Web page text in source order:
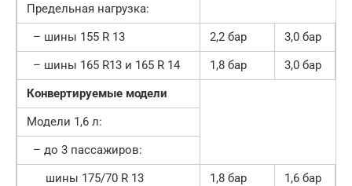
Предельная нагрузка:
– шины 155 R 13
2,2 бар
3,0 бар
– шины 165 R13 и 165 R 14
1,8 бар
3,0 бар
Конвертируемые модели
Модели 1,6 л:
– до 3 пассажиров:
шины 175/70 R 13
1,8 бар
1,6 бар